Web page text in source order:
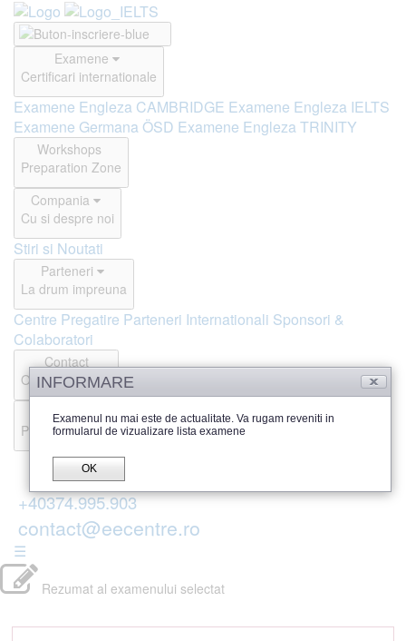
Examene
Certificari internationale
Examene Engleza CAMBRIDGE Examene Engleza IELTS
Examene Germana ÖSD Examene Engleza TRINITY
Workshops
Preparation Zone
Compania
Cu si despre noi
Stiri si Noutati
Parteneri
La drum impreuna
Centre Pregatire Parteneri Internationali Sponsori &
Colaboratori
Contact
Offline si Online
Recenzii
Parerea publicului
+40374.995.903
contact@eecentre.ro
☰
Rezumat al examenului selectat
INFORMARE
Examenul nu mai este de actualitate. Va rugam reveniti in
formularul de vizualizare lista examene
OK